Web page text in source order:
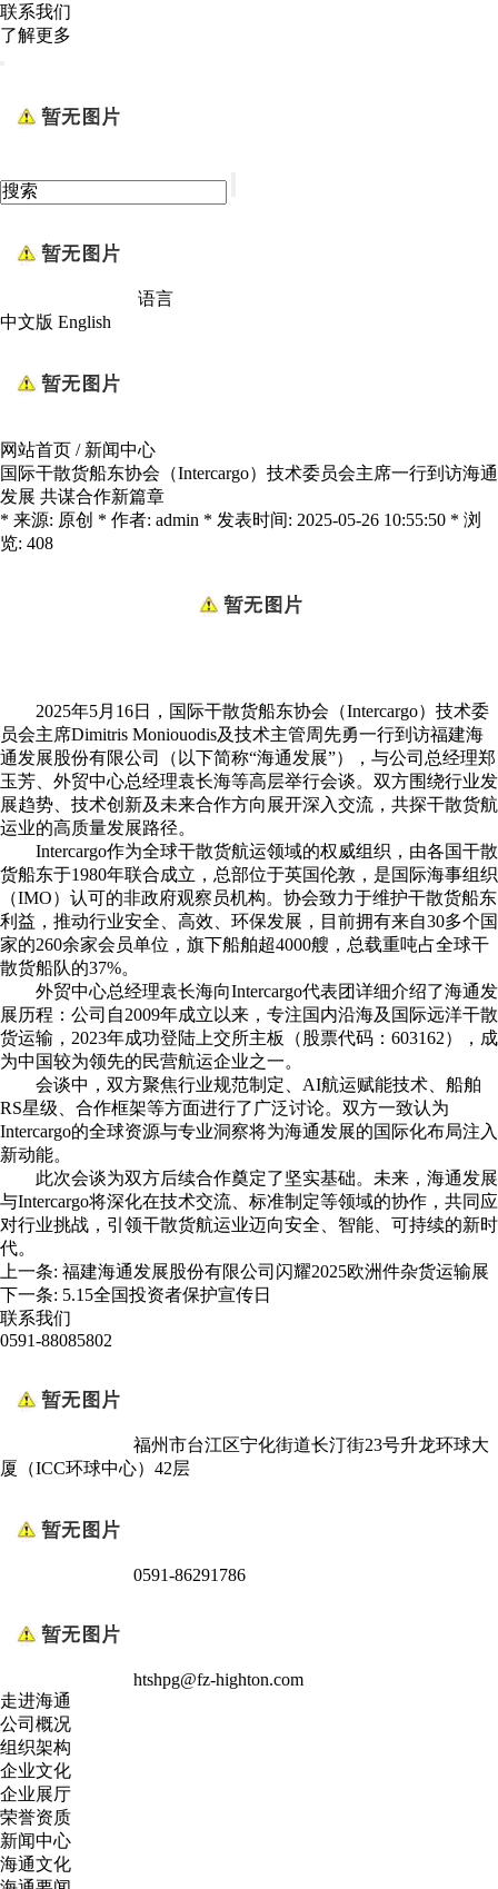
联系我们
了解更多
语言
中文版 English
网站首页 / 新闻中心
国际干散货船东协会（Intercargo）技术委员会主席一行到访海通
发展 共谋合作新篇章
* 来源: 原创 * 作者: admin * 发表时间: 2025-05-26 10:55:50 * 浏
览: 408
2025年5月 16日，国际干散货船东协会（Intercargo）技术委
员会主席Dimitris Moniouodis及技术主管周先勇一行到访福建海
通发展股份有限公司（以下简称“海通发展”），与公司总经理郑
玉芳、外贸中心总经理袁长海等高层举行会谈。双方围绕行业发
展趋势、技术创新及未来合作方向展开深入交流，共探干散货航
运业的高质量发展路径。
Intercargo作为全球干散货航运领域的权威组织，由各国干散
货船东于1980年联合成立，总部位于英国伦敦，是国际海事组织
（IMO）认可的非政府观察员机构。协会致力于维护干散货船东
利益，推动行业安全、高效、环保发展，目前拥有来自30多个国
家的260余家会员单位，旗下船舶超4000艘，总载重吨占全球干
散货船队的37%。
外贸中心总经理袁长海向Intercargo代表团详细介绍了海通发
展历程：公司自2009年成立以来，专注国内沿海及国际远洋干散
货运输， 2023年成功登陆上交所主板（股票代码： 603162），成
为中国较为领先的民营航运企业之一。
会谈中，双方聚焦行业规范制定、 AI航运赋能技术、船舶
RS星级、合作框架等方面进行了广泛讨论。双方一致认为
Intercargo的全球资源与专业洞察将为海通发展的国际化布局注入
新动能。
此次会谈为双方后续合作奠定了坚实基础。未来，海通发展
与Intercargo将深化在技术交流、标准制定等领域的协作，共同应
对行业挑战，引领干散货航运业迈向安全、智能、可持续的新时
代。
上一条: 福建海通发展股份有限公司闪耀2025欧洲件杂货运输展
下一条: 5.15全国投资者保护宣传日
联系我们
0591-88085802
福州市台江区宁化街道长汀街23号升龙环球大
厦（ICC环球中心）42层
0591-86291786
htshpg@fz-highton.com
走进海通
公司概况
组织架构
企业文化
企业展厅
荣誉资质
新闻中心
海通文化